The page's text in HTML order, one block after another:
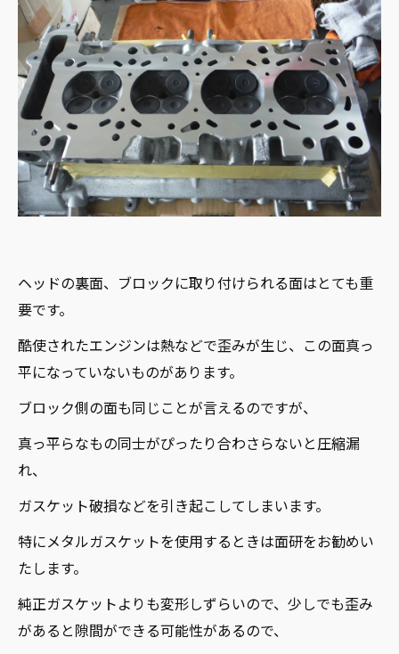
ヘッドの裏面、ブロックに取り付けられる面はとても重
要です。
酷使されたエンジンは熱などで歪みが生じ、この面真っ
平になっていないものがあります。
ブロック側の面も同じことが言えるのですが、
真っ平らなもの同士がぴったり合わさらないと圧縮漏
れ、
ガスケット破損などを引き起こしてしまいます。
特にメタルガスケットを使用するときは面研をお勧めい
たします。
純正ガスケットよりも変形しずらいので、少しでも歪み
があると隙間ができる可能性があるので、